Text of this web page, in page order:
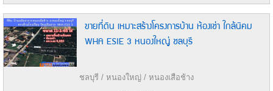
ขายที่ดิน เหมาะสร้างโครงการบ้าน ห้องเช่า ใกล้นิคม
WHA ESIE 3 หนองใหญ่ ชลบุรี
ชลบุรี / หนองใหญ่ / หนองเสือช้าง